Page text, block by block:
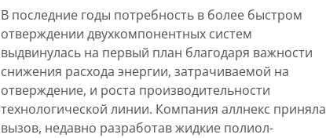
В последние годы потребность в более быстром
отверждении двухкомпонентных систем
выдвинулась на первый план благодаря важности
снижения расхода энергии, затрачиваемой на
отверждение, и роста производительности
технологической линии. Компания аллнекс приняла
вызов, недавно разработав жидкие полиол-